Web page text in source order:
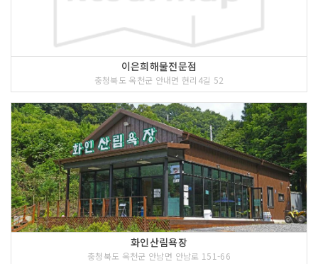
이은희해물전문점
충청북도 옥천군 안내면 현리4길 52
화인산림욕장
충청북도 옥천군 안남면 안남로 151-66